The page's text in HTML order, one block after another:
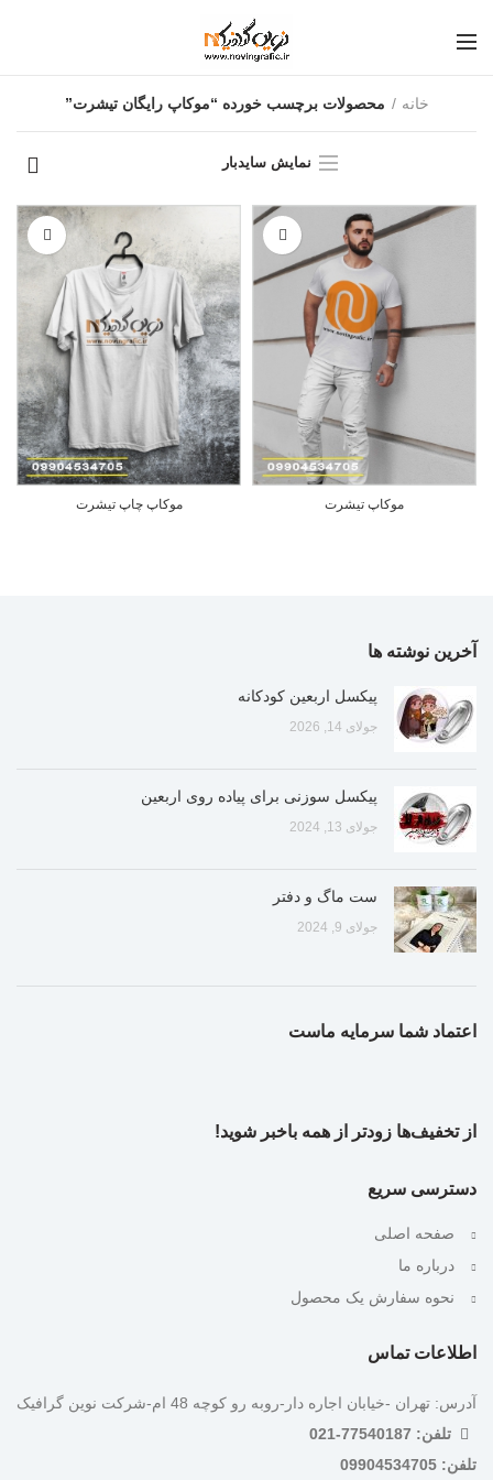
خانه محصولات برچسب خورده “موکاپ رایگان تیشرت”
نمایش سایدبار
موکاپ تیشرت موکاپ چاپ تیشرت
آخرین نوشته ها
پیکسل اربعین کودکانه
جولای 14, 2026
پیکسل سوزنی برای پیاده روی اربعین
جولای 13, 2024
ست ماگ و دفتر
جولای 9, 2024
اعتماد شما سرمایه ماست
از تخفیف‌ها زودتر از همه باخبر شوید!
دسترسی سریع
صفحه اصلی
درباره ما
نحوه سفارش یک محصول
اطلاعات تماس
آدرس: تهران -خیابان اجاره دار-روبه رو کوچه 48 ام-شرکت نوین گرافیک
تلفن: 77540187-021
تلفن: 09904534705